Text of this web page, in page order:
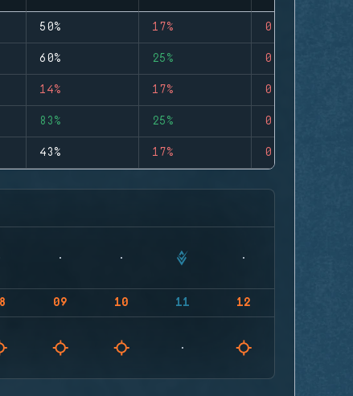
50% 17% 0
60% 25% 0
14% 17% 0
83% 25% 0
43% 17% 0
09 10 11 12